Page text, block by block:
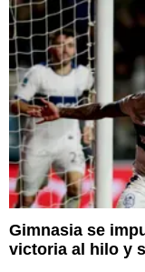
Gimnasia se
victoria al hilo y